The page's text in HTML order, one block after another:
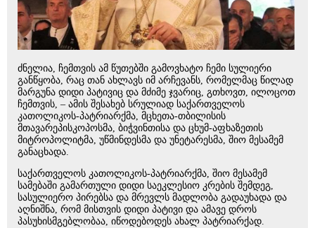
ძნელია, ჩემთვის ამ წუთებში გამოვხატო ჩემი სულიერი
განწყობა, რაც თან ახლავს იმ არჩევანს, რომელმაც წილად
მარგუნა დიდი პატივიც და მძიმე ჯვარიც, გთხოვთ, ილოცოთ
ჩემთვის, – ამის შესახებ სრულიად საქართველოს
კათოლიკოს-პატრიარქმა, მცხეთა-თბილისის
მთავარეპისკოპოსმა, ბიჭვინთისა და ცხუმ-აფხაზეთის
მიტროპოლიტმა, უწმინდესმა და უნეტარესმა, შიო მესამემ
განაცხადა.
საქართველოს კათოლიკოს-პატრიარქმა, შიო მესამემ
სამებაში გამართული დიდი საეკლესიო კრების შემდეგ,
სასულიერო პირებსა და მრევლს მადლობა გადაუხადა და
აღნიშნა, რომ მისთვის დიდი პატივი და ამავე დროს
პასუხისმგებლობაა, იწოდებოდეს ახალ პატრიარქად.